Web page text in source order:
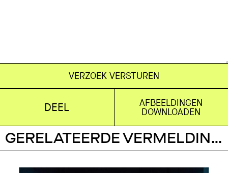
VERZOEK VERSTUREN
DEEL AFBEELDINGEN
DOWNLOADEN
GERELATEERDE VERMELDINGEN